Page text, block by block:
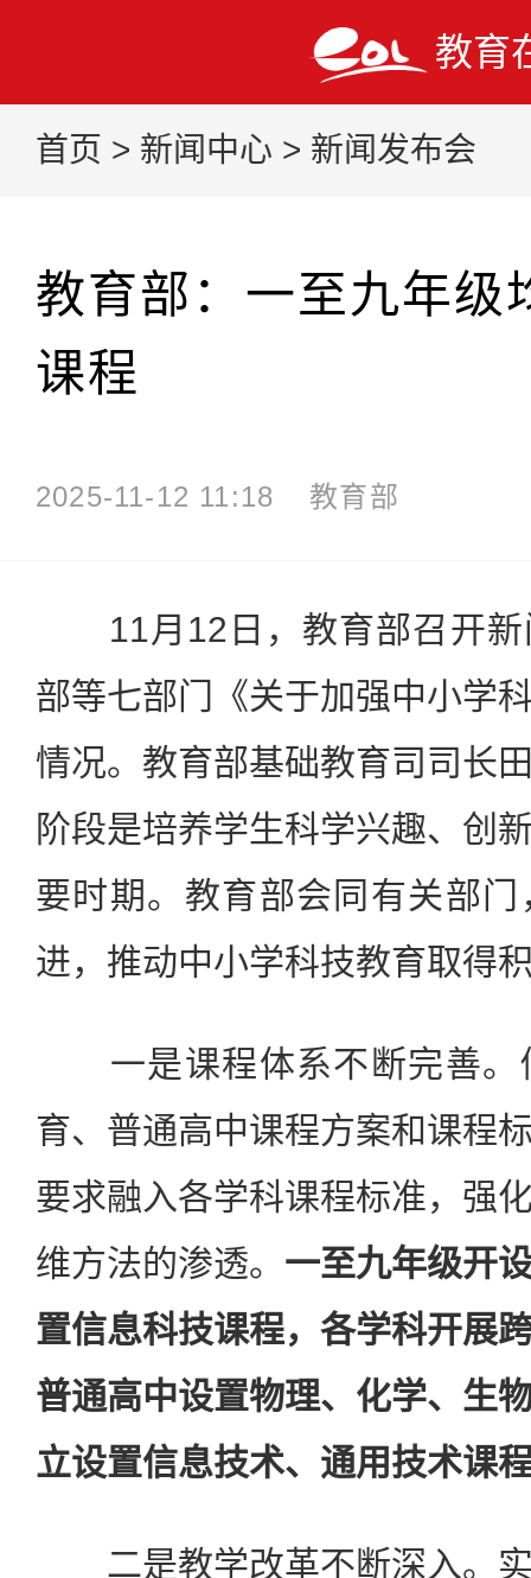
教育
首页 > 新闻中心 > 新闻发布会
教育部：一至九年级
课程
2025-11-12 11:18 教育部
11月12日，教育部召开新
部等七部门《关于加强中小学
情况。教育部基础教育司司长
阶段是培养学生科学兴趣、创
要时期。教育部会同有关部
进，推动中小学科技教育取得
一是课程体系不断完善。
育、普通高中课程方案和课程
要求融入各学科课程标准，强
维方法的渗透。 一至九年级开
置信息科技课程，各学科开展
普通高中设置物理、化学、生
立设置信息技术、通用技术课
二是教学改革不断深入。实